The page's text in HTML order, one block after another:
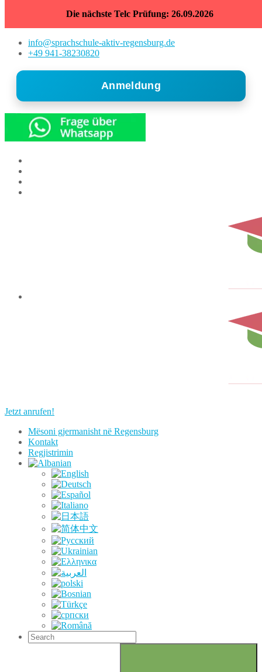
Die nächste Telc Prüfung: 26.09.2026
info@sprachschule-aktiv-regensburg.de
+49 941-38230820
Anmeldung
Jetzt anrufen!
Mësoni gjermanisht në Regensburg
Kontakt
Regjistrimin